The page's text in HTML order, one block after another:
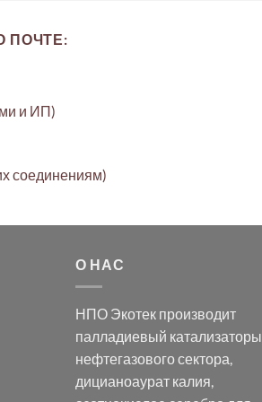
ПОЧТЕ:
и ИП)
соединениям)
О НАС
НПО Экотек производит
палладиевый катализаторы
нефтегазового сектора,
дицианоаурат калия,